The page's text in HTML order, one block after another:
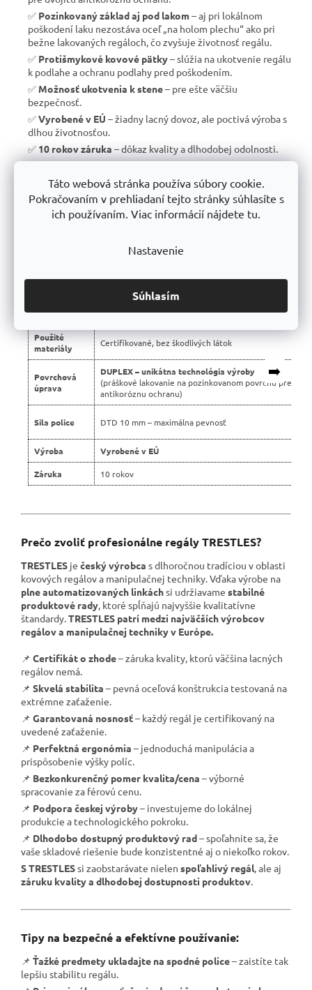
Táto webová stránka používa súbory cookie.
Pokračovaním v prehliadaní tejto stránky súhlasíte s
ich používaním. Viac informácií nájdete tu.
Nastavenie
Súhlasím
✅ Pozinkovaný základ aj pod lakom– aj pri lokálnom
poškodení laku nezostáva oceľ „na holom plechu“ ako pri
bežne lakovaných regáloch, čo zvyšuje životnosť regálu.
✅ Protišmykové kovové pätky– slúžia na ukotvenie regálu
k podlahe a ochranu podlahy pred poškodením.
✅ Možnosť ukotvenia k stene– pre ešte väčšiu
bezpečnosť.
✅Vyrobené v EÚ – žiadny lacný dovoz, ale poctivá výroba s
dlhou životnosťou.
✅ 10 rokov záruka – dôkaz kvality a dlhodobej odolnosti.
📊 Porovnanie s bežnými regálmi na trhu:
➡️
Bezskrutková – jednoduchá
Konštrukcia Stabilná silnostenná oceľová
Použité
materiály
Certifikované, bez škodlivých látok
Povrchová
úprava
DUPLEX – unikátna technológia výroby
(práškové lakovanie na pozinkovanom povrchu pre
antikoróznu ochranu)
Sila police DTD 10 mm – maximálna pevnosť
Výroba Vyrobené v EÚ
Záruka 10 rokov
Prečo zvoliť profesionálne regály TRESTLES?
TRESTLES je český výrobca s dlhoročnou tradíciou v oblasti
kovových regálov a manipulačnej techniky. Vďaka výrobe na
plne automatizovaných linkáchsi udržiavame stabilné
produktové rady , ktoré spĺňajú najvyššie kvalitatívne
štandardy. TRESTLES patrí medzi najväčších výrobcov
regálov a manipulačnej techniky v Európe.
📌 Certifikát o zhode– záruka kvality, ktorú väčšina lacných
regálov nemá.
📌 Skvelá stabilita – pevná oceľová konštrukcia testovaná na
extrémne zaťaženie.
📌 Garantovaná nosnosť– každý regál je certifikovaný na
uvedené zaťaženie.
📌 Perfektná ergonómia – jednoduchá manipulácia a
prispôsobenie výšky políc.
📌 Bezkonkurenčný pomer kvalita/cena – výborné
spracovanie za férovú cenu.
📌 Podpora českej výroby– investujeme do lokálnej
produkcie a technologického pokroku.
📌 Dlhodobo dostupný produktový rad– spoľahnite sa, že
vaše skladové riešenie bude konzistentné aj o niekoľko rokov.
S TRESTLESsi zaobstarávate nielen spoľahlivý regál , ale aj
záruku kvality a dlhodobej dostupnosti produktov
Tipy na bezpečné a efektívne používanie:
📌 Ťažké predmety ukladajte na spodné police– zaistíte tak
lepšiu stabilitu regálu.